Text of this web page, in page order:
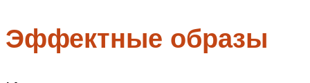
Эффектные образы